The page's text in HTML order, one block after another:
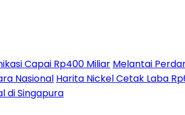
Capai Rp400 Miliar Melantai
Nasional Harita Nickel Cetak Laba
di Singapura